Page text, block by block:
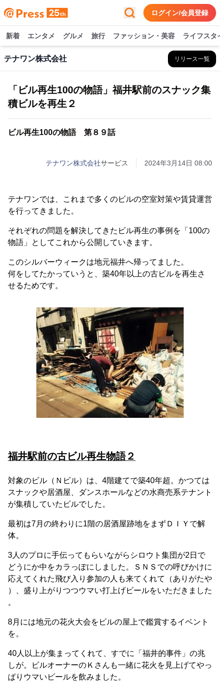
ログイン/会員登録
新着 エンタメ グルメ 旅行 ファッション・美容 ライフスタ
テナワン株式会社 リリース一覧
「ビル再生100の物語」福井駅前のスナック集
積ビルを再生２
ビル再生100の物語 第８９話
テナワン株式会社サービス 2024年3月14日 08:00
テナワンでは、これまで多くのビルの空室対策や賃貸運営
を行ってきました。
それぞれの問題を解決してきたビル再生の事例を「100の
物語」としてこれから公開していきます。
このシルバーウィークは地元福井へ帰ってました。
何をしてたかっていうと、築40年以上の古ビルを再生さ
せるためです。
福井駅前の古ビル再生物語２
対象のビル（Ｎビル）は、4階建てで築40年超。かつては
スナックや居酒屋、ダンスホールなどの水商売系テナント
が集積していたビルでした。
最初は7月の終わりに1階の居酒屋跡地をまずＤＩＹで解
体。
3人のプロに手伝ってもらいながらシロウト集団が2日で
どうにか中をカラっぽにしました。ＳＮＳでの呼びかけに
応えてくれた飛び入り参加の人も来てくれて（ありがたや
）、盛り上がりつつウマい打上げビールをいただきました
。
8月には地元の花火大会をビルの屋上で鑑賞するイベント
を。
40人以上が集まってくれて、すでに「福井的事件」の兆
しが。ビルオーナーのＫさんも一緒に花火を見上げてやっ
ぱりウマいビールを飲みました。